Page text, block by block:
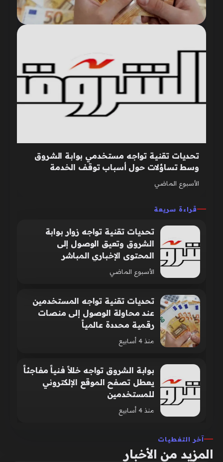
تحديات تقنية تواجه مستخدمي بوابة الشروق
وسط تساؤلات حول أسباب توقف الخدمة
الأسبوع الماضي
قراءة سريعة
تحديات تقنية تواجه زوار بوابة
الشروق وتعيق الوصول إلى
المحتوى الإخباري المباشر
الأسبوع الماضي
تحديات تقنية تواجه المستخدمين
عند محاولة الوصول إلى منصات
رقمية محددة عالمياً
منذ 4 أسابيع
بوابة الشروق تواجه خللاً فنياً مفاجئاً
يعطل تصفح الموقع الإلكتروني
للمستخدمين
منذ 4 أسابيع
آخر التغطيات
المزيد من الأخبار